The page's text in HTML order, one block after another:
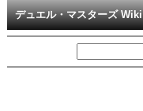
デュエル・マスターズ Wiki